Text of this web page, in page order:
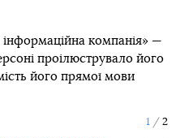
компанія» —
проілюструвало його
його прямої мови
1 2